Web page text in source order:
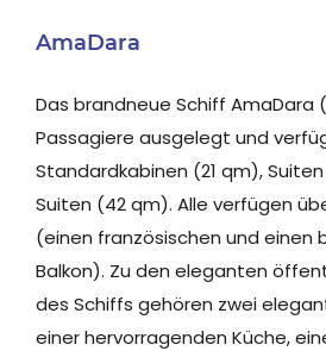
AmaDara
Das brandneue Schiff AmaDara
Passagiere ausgelegt und
Standardkabinen (21 qm),
Suiten (42 qm). Alle verfügen
(einen französischen und einen
Balkon). Zu den eleganten
des Schiffs gehören zwei
einer hervorragenden Küche,